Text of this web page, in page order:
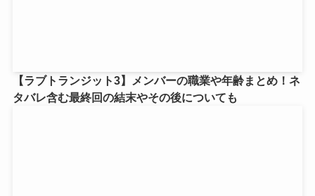
【ラブトランジット3】メンバーの職業や年齢まとめ！ネ
タバレ含む最終回の結末やその後についても